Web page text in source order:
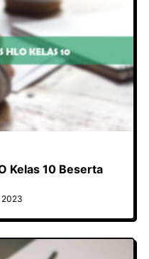
Kelas 10 Beserta
2023